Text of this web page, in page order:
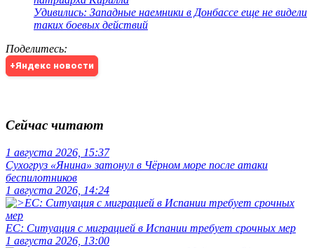
Удивились: Западные наемники в Донбассе еще не видели
таких боевых действий
Поделитесь:
+Яндекс новости
Сейчас читают
1 августа 2026, 15:37
Сухогруз «Янина» затонул в Чёрном море после атаки
беспилотников
1 августа 2026, 14:24
ЕС: Ситуация с миграцией в Испании требует срочных мер
1 августа 2026, 13:00